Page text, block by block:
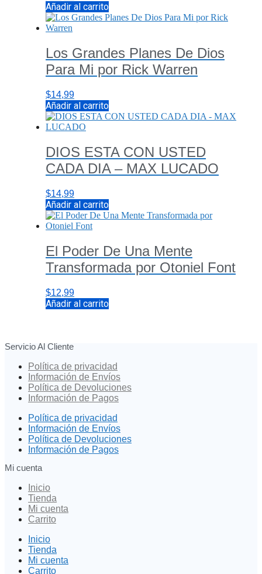
Añadir al carrito
Los Grandes Planes De Dios
Para Mi por Rick Warren
$14,99
Añadir al carrito
DIOS ESTA CON USTED
CADA DIA – MAX LUCADO
$14,99
Añadir al carrito
El Poder De Una Mente
Transformada por Otoniel Font
$12,99
Añadir al carrito
Servicio Al Cliente
Política de privacidad
Información de Envíos
Política de Devoluciones
Información de Pagos
Política de privacidad
Información de Envíos
Política de Devoluciones
Información de Pagos
Mi cuenta
Inicio
Tienda
Mi cuenta
Carrito
Inicio
Tienda
Mi cuenta
Carrito